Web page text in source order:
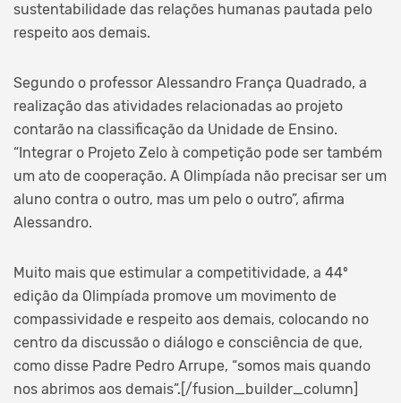
sustentabilidade das relações humanas pautada pelo
respeito aos demais.
Segundo o professor Alessandro França Quadrado, a
realização das atividades relacionadas ao projeto
contarão na classificação da Unidade de Ensino.
“Integrar o Projeto Zelo à competição pode ser também
um ato de cooperação. A Olimpíada não precisar ser um
aluno contra o outro, mas um pelo o outro”, afirma
Alessandro.
Muito mais que estimular a competitividade, a 44º
edição da Olimpíada promove um movimento de
compassividade e respeito aos demais, colocando no
centro da discussão o diálogo e consciência de que,
como disse Padre Pedro Arrupe, “somos mais quando
nos abrimos aos demais”.[/fusion_builder_column]